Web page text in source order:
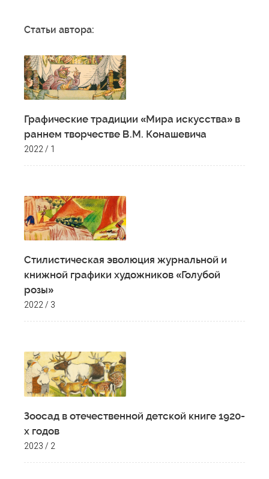
Статьи автора:
Графические традиции «Мира искусства» в
раннем творчестве В.М. Конашевича
2022 / 1
Стилистическая эволюция журнальной и
книжной графики художников «Голубой
розы»
2022 / 3
Зоосад в отечественной детской книге 1920-
х годов
2023 / 2